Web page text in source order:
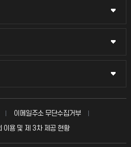
이메일주소 무단수집거부
이용 및 제 3차 제공 현황